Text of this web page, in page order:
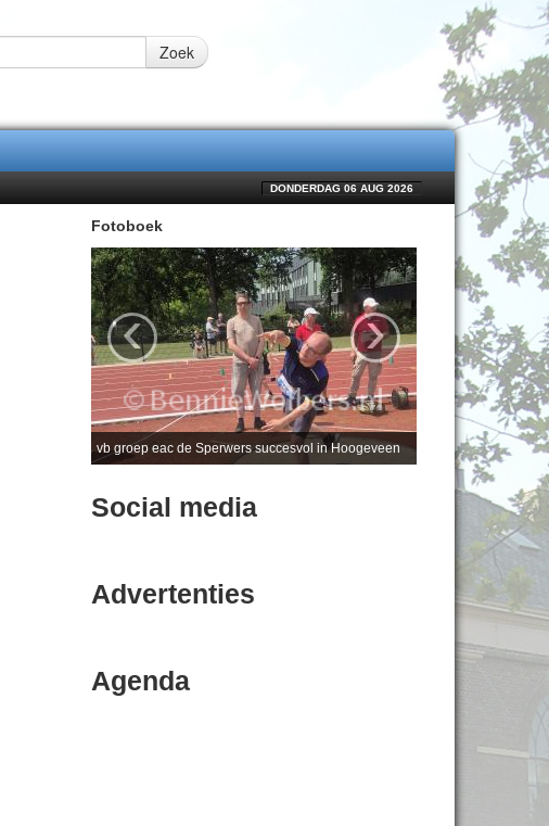
Zoek
DONDERDAG 06 AUG 2026
Fotoboek
vb groep eac de Sperwers succesvol in Hoogeveen
‹ ›
Social media
Advertenties
Agenda